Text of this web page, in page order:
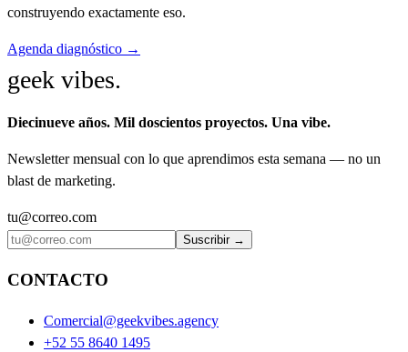
construyendo exactamente eso.
Agenda diagnóstico →
geek vibes.
Diecinueve años. Mil doscientos proyectos. Una vibe.
Newsletter mensual con lo que aprendimos esta semana — no un
blast de marketing.
tu@correo.com
Suscribir →
CONTACTO
Comercial@geekvibes.agency
+52 55 8640 1495